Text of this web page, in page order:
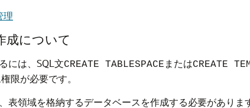
理
成について
には、SQL文CREATE TABLESPACE またはCREATE
限が必要です。
表領域を格納するデータベースを作成する必要があり